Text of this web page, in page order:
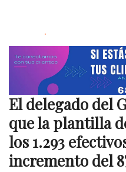
.
El delegado del
que la plantilla
los 1.293
incremento del